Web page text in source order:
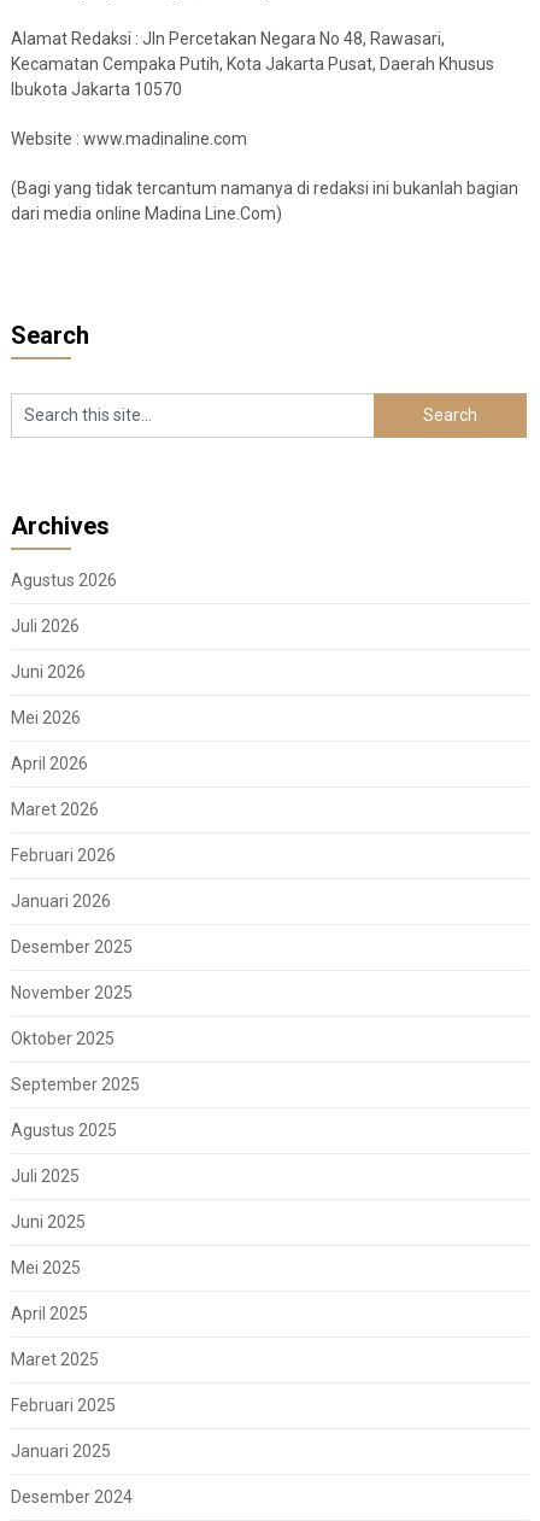
Alamat Redaksi : Jln Percetakan Negara No 48, Rawasari,
Kecamatan Cempaka Putih, Kota Jakarta Pusat, Daerah Khusus
Ibukota Jakarta 10570
Website : www.madinaline.com
(Bagi yang tidak tercantum namanya di redaksi ini bukanlah bagian
dari media online Madina Line.Com)
Search
Archives
Agustus 2026
Juli 2026
Juni 2026
Mei 2026
April 2026
Maret 2026
Februari 2026
Januari 2026
Desember 2025
November 2025
Oktober 2025
September 2025
Agustus 2025
Juli 2025
Juni 2025
Mei 2025
April 2025
Maret 2025
Februari 2025
Januari 2025
Desember 2024